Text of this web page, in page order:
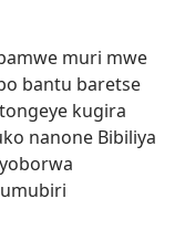
muri mwe
bantu baretse
kugira
nanone Bibiliya